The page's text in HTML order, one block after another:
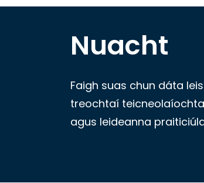
Nuacht
Faigh suas chun dáta
treochtaí
agus leideanna